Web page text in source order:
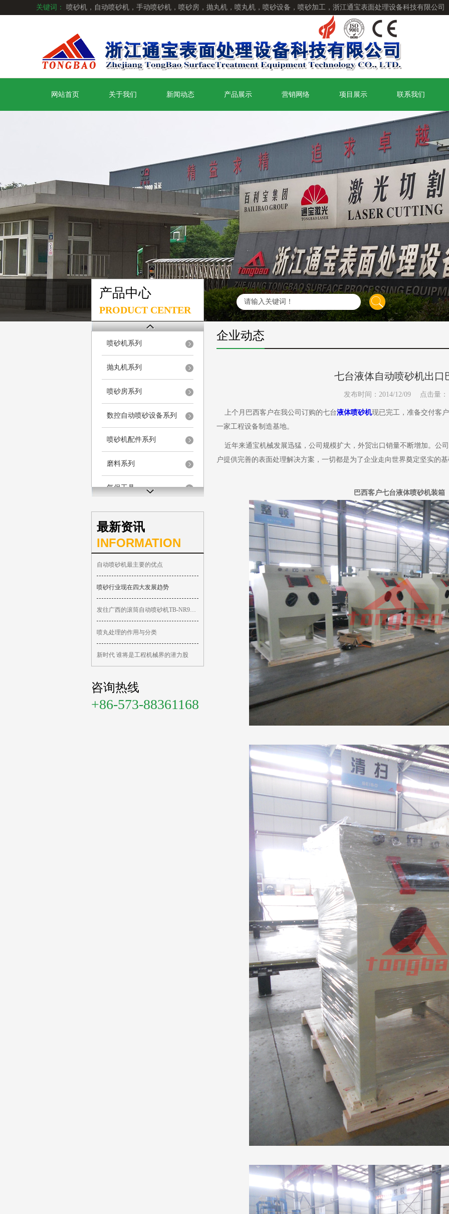
关键词： 喷砂机，自动喷砂机，手动喷砂机，喷砂房，抛丸机，喷丸机，喷砂设备，喷砂加工，浙江通宝表面处理设备科技有限公司
网站首页 关于我们 新闻动态 产品展示 营销网络 项目展示 联系我们
产品中心
PRODUCT CENTER
喷砂机系列
抛丸机系列
喷砂房系列
数控自动喷砂设备系列
喷砂机配件系列
磨料系列
气保工具
最新资讯
INFORMATION
自动喷砂机最主要的优点
喷砂行业现在四大发展趋势
发往广西的滚筒自动喷砂机TB-NR9080-2A
喷丸处理的作用与分类
新时代 谁将是工程机械界的潜力股
咨询热线
+86-573-88361168
企业动态
七台液体自动喷砂机出口
发布时间：2014/12/09 点击量：
上个月巴西客户在我公司订购的七台液体喷砂机现已完工，准备交付客
一家工程设备制造基地。
近年来通宝机械发展迅猛，公司规模扩大，外贸出口销量不断增加。公
户提供完善的表面处理解决方案，一切都是为了企业走向世界奠定坚实的
巴西客户七台液体喷砂机装箱